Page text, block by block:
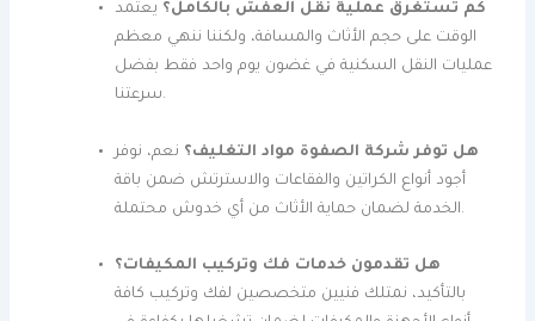
كم تستغرق عملية نقل العفش بالكامل؟ يعتمد
الوقت على حجم الأثاث والمسافة، ولكننا ننهي معظم
عمليات النقل السكنية في غضون يوم واحد فقط بفضل
سرعتنا.
هل توفر شركة الصفوة مواد التغليف؟ نعم، نوفر
أجود أنواع الكراتين والفقاعات والاسترتش ضمن باقة
الخدمة لضمان حماية الأثاث من أي خدوش محتملة.
هل تقدمون خدمات فك وتركيب المكيفات؟
بالتأكيد، نمتلك فنيين متخصصين لفك وتركيب كافة